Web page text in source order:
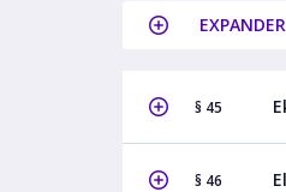
§ 45
§ 46